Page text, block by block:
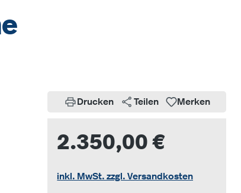
Drucken
Teilen Merken
2.350,00 €
inkl. MwSt. zzgl. Versandkosten